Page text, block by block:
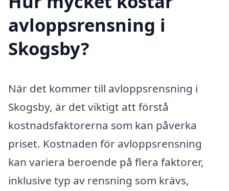
avloppsrensning i
Skogsby?
När det kommer till avloppsrensning i
Skogsby, är det viktigt att förstå
kostnadsfaktorerna som kan påverka
priset. Kostnaden för avloppsrensning
kan variera beroende på flera faktorer,
inklusive typ av rensning som krävs,